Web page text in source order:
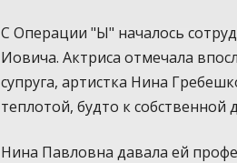
С Операции "Ы" началось
Иовича. Актриса отмечала
супруга, артистка Нина
теплотой, будто к собственной
Нина Павловна давала ей